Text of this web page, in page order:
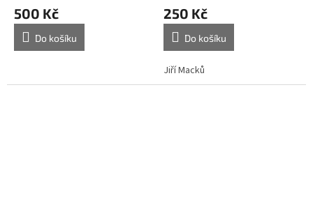
500 Kč
Do košíku
250 Kč
Do košíku
Jiří Macků